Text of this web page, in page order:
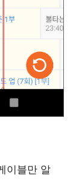
이블만 알